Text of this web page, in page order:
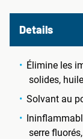
Details
Élimine les
solides,
Solvant au
serre